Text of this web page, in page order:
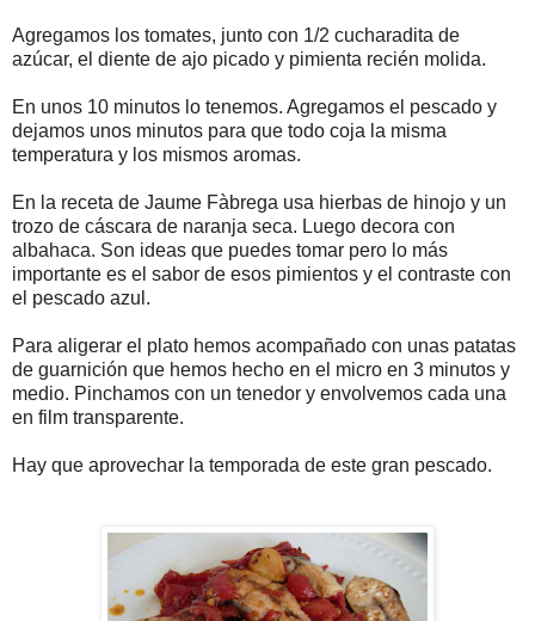
Agregamos los tomates, junto con 1/2 cucharadita de
azúcar, el diente de ajo picado y pimienta recién molida.
En unos 10 minutos lo tenemos. Agregamos el pescado y
dejamos unos minutos para que todo coja la misma
temperatura y los mismos aromas.
En la receta de Jaume Fàbrega usa hierbas de hinojo y un
trozo de cáscara de naranja seca. Luego decora con
albahaca. Son ideas que puedes tomar pero lo más
importante es el sabor de esos pimientos y el contraste con
el pescado azul.
Para aligerar el plato hemos acompañado con unas patatas
de guarnición que hemos hecho en el micro en 3 minutos y
medio. Pinchamos con un tenedor y envolvemos cada una
en film transparente.
Hay que aprovechar la temporada de este gran pescado.